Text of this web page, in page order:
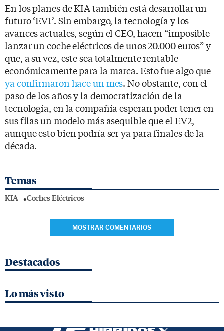
En los planes de KIA también está desarrollar un
futuro ‘EV1’. Sin embargo, la tecnología y los
avances actuales, según el CEO, hacen “imposible
lanzar un coche eléctricos de unos 20.000 euros” y
que, a su vez, este sea totalmente rentable
económicamente para la marca. Esto fue algo que
ya confirmaron hace un mes. No obstante, con el
paso de los años y la democratización de la
tecnología, en la compañía esperan poder tener en
sus filas un modelo más asequible que el EV2,
aunque esto bien podría ser ya para finales de la
década.
Temas
KIA Coches Eléctricos
MOSTRAR COMENTARIOS
Destacados
Lo más visto